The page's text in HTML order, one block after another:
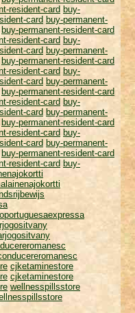
resident-card buy-
card buy-permanent-
buy-permanent-resident-card
resident-card buy-
card buy-permanent-
buy-permanent-resident-card
resident-card buy-
card buy-permanent-
buy-permanent-resident-card
resident-card buy-
card buy-permanent-
buy-permanent-resident-card
resident-card buy-
card buy-permanent-
buy-permanent-resident-card
resident-card buy-
cjketaminestore
cjketaminestore
wellnesspillsstore